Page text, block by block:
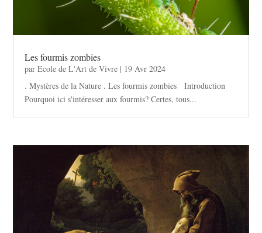
Les fourmis zombies
parEcole de L'Art de Vivre | 19 Avr 2024
. Mystères de la Nature . Les fourmis zombies Introduction
Pourquoi ici s'intéresser aux fourmis? Certes, tous...